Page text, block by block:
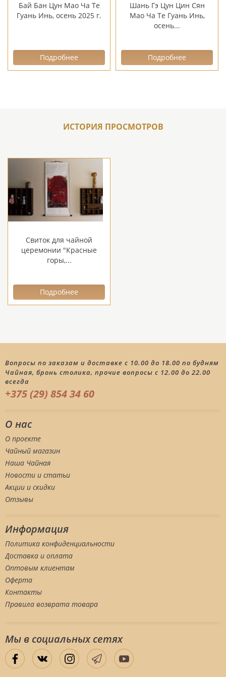
Бай Бан Цун Мао Ча Те
Гуань Инь, осень 2025 г.
Подробнее
Шань Гэ Цун Цин Сян
Мао Ча Те Гуань Инь,
осень...
Подробнее
ИСТОРИЯ ПРОСМОТРОВ
Свиток для чайной
церемонии "Красные
горы,...
Подробнее
Вопросы по заказам и доставке с 10.00 до 18.00 по будням
Чайная, бронь столика, прочие вопросы с 12.00 до 22.00
всегда
+375 (29) 854 34 60
О нас
О проекте
Чайный магазин
Наша Чайная
Новости и статьи
Акции и скидки
Отзывы
Информация
Политика конфиденциальности
Доставка и оплата
Оптовым клиентам
Оферта
Контакты
Правила возврата товара
Мы в социальных сетяx